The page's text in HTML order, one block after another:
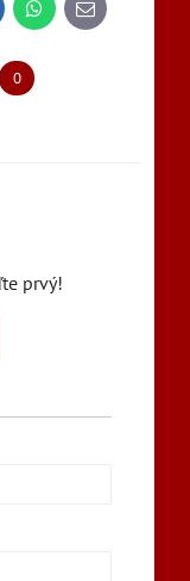
WhatsApp
E-
mail
0
prvý!